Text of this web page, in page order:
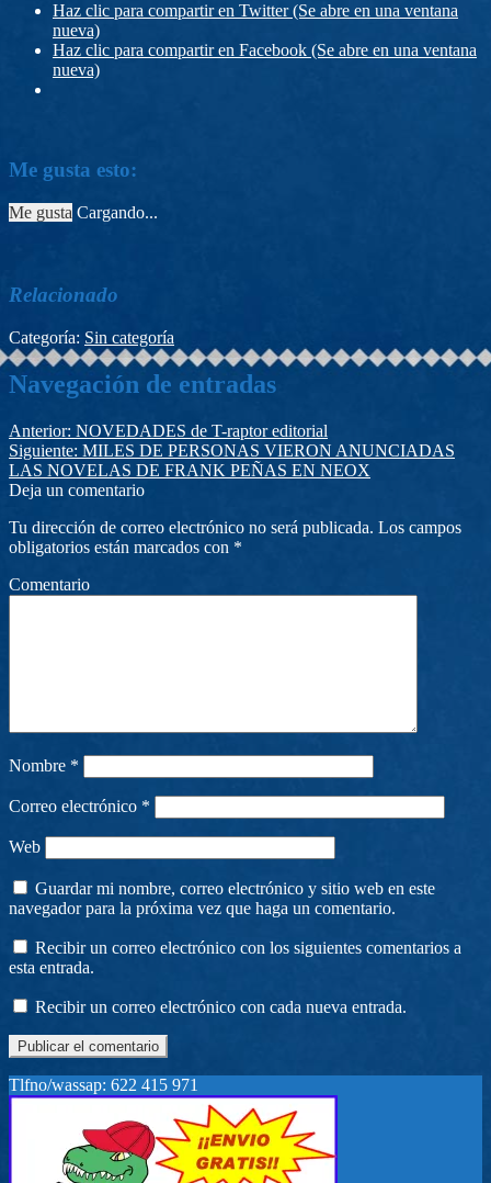
Haz clic para compartir en Twitter (Se abre en una ventana
nueva)
Haz clic para compartir en Facebook (Se abre en una ventana
nueva)
Me gusta esto:
Me gusta Cargando...
Relacionado
Categoría: Sin categoría
Navegación de entradas
Anterior: NOVEDADES de T-raptor editorial
Siguiente: MILES DE PERSONAS VIERON ANUNCIADAS
LAS NOVELAS DE FRANK PEÑAS EN NEOX
Deja un comentario
Tu dirección de correo electrónico no será publicada. Los campos
obligatorios están marcados con *
Comentario
Nombre *
Correo electrónico *
Web
Guardar mi nombre, correo electrónico y sitio web en este
navegador para la próxima vez que haga un comentario.
Recibir un correo electrónico con los siguientes comentarios a
esta entrada.
Recibir un correo electrónico con cada nueva entrada.
Tlfno/wassap: 622 415 971